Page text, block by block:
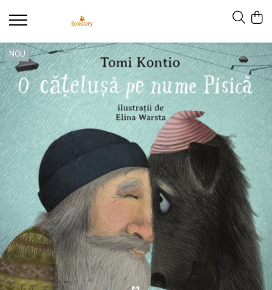
Accesorii
Carte copii - recomandări ALINAre cu
poveste
Carte adulți
Carte copii - raftul BookTruck
Ham-Ham
Miau-Miau
Pentru ea
Pentru el
Pettson și Findus
Poezie
Vederi
Vouchere Cadou
NOU